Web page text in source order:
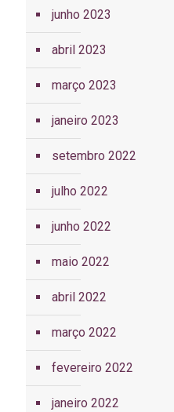
junho 2023
abril 2023
março 2023
janeiro 2023
setembro 2022
julho 2022
junho 2022
maio 2022
abril 2022
março 2022
fevereiro 2022
janeiro 2022